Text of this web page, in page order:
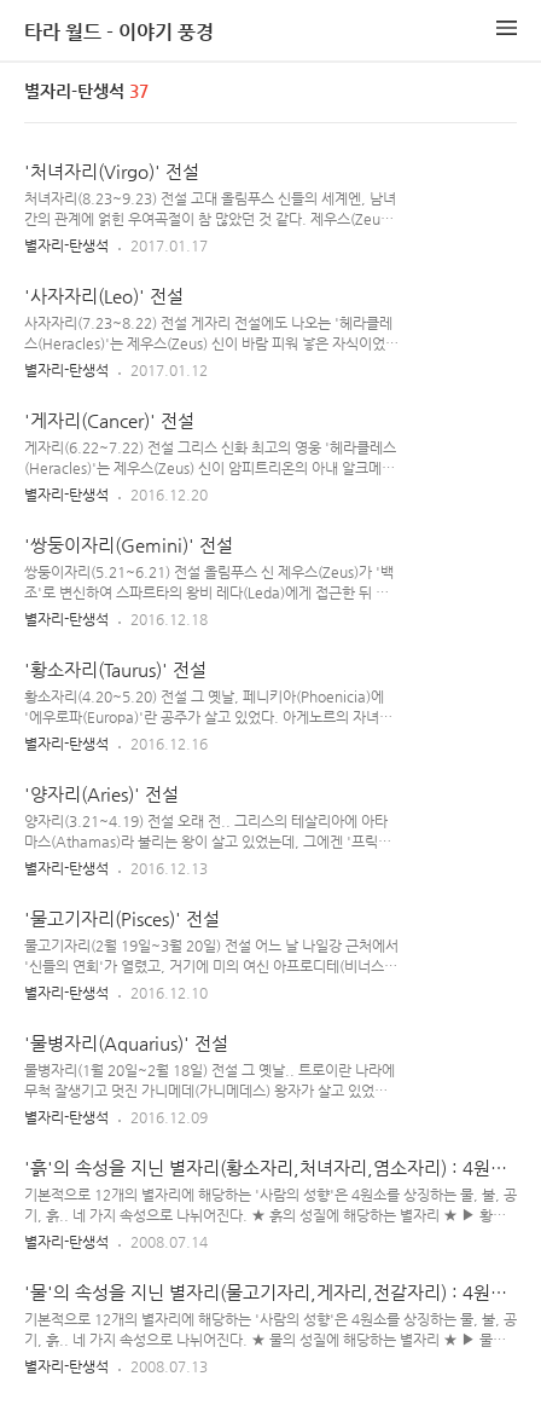
타라 월드 - 이야기 풍경
별자리-탄생석 37
'처녀자리(Virgo)' 전설
처녀자리(8.23~9.23) 전설 고대 올림푸스 신들의 세계엔, 남녀
간의 관계에 얽힌 우여곡절이 참 많았던 것 같다. 제우스(Zeus)
와 대지의 여신 데메테르(Demeter) 사이엔 '페르세포네
략을 세워 그녀를 납치했다.(선뜻 하데스와 결혼하여 저승에서
살고 싶어하는 여성은 없을 것이기에 '납치'라는 잘못된 방식을
택하지 않았나 싶다.) 저승으로 끌려온 페르세포네는 어쩔 수 없
이 하데스(Hades)의 아내가 되었고, 데메테르는 딸을 잃은 슬픔
었다. 일러..
별자리-탄생석 2017.01.17
'사자자리(Leo)' 전설
사자자리(7.23~8.22) 전설 게자리 전설에도 나오는 '헤라클레
스(Heracles)'는 제우스(Zeus) 신이 바람 피워 낳은 자식이었기
에 제우스의 정실 부인인 헤라(Hera) 여신으로부터 미움 받았으
어야만 했던 헤라클레스의 힘든 과제 중 한 가지는 불멸의 존재
로 알려진 네메아 숲의 사자를 죽이는 일이었다. 일러스트 : 카가
야 헤라클레스는 활을 쏘아 사자를 죽이려 했으나, 몸에 약간의
흠집만 생길 뿐 활이나 칼로 그를 죽일 수 없었고 오히려 더 사납
..
별자리-탄생석 2017.01.12
'게자리(Cancer)' 전설
게자리(6.22~7.22) 전설 그리스 신화 최고의 영웅 '헤라클레스
(Heracles)'는 제우스(Zeus) 신이 암피트리온의 아내 알크메네
(Alcmene) 사이에서 낳은 아들이다. 제우스의 아내인 헤라
는 번번히 죽음의 위기에서 벗어났으나, 헤라가 보낸 '광기의 여
신'에 의해 정신 착란 상태가 되어 처와 자식을 죽이게 된다. 이
후 제정신으로 돌아와 '속죄의 여행'을 떠나게 된 헤라클레스는
신탁에 의해 12가지 어려운 문제를 해결해야만 했다. 그 중 두
별자리-탄생석 2016.12.20
'쌍둥이자리(Gemini)' 전설
쌍둥이자리(5.21~6.21) 전설 올림푸스 신 제우스(Zeus)가 '백
조'로 변신하여 스파르타의 왕비 레다(Leda)에게 접근한 뒤 그
녀를 덮쳐서 알을 낳게 한 일화는 유명하다. 그녀가 낳은 2개의
이 닮아서 주변에서 이들을 쌍둥이로 오인할 정도였다.(이들 형
제의 탄생에 관해선 여러 가지 분분한 설들이 존재한다..) 하지
만 '폴룩스(폴리데우케스)'는 제우스 신의 영향을 받아 불사(不
死)의 몸으로 태어났고, '카스토르'는 어머니인 레다처럼 유한한
미..
별자리-탄생석 2016.12.18
'황소자리(Taurus)' 전설
황소자리(4.20~5.20) 전설 그 옛날, 페니키아(Phoenicia)에
'에우로파(Europa)'란 공주가 살고 있었다. 아게노르의 자녀들
중 한 명인 그녀는 미모가 뛰어난 아릿다운 여성이었다. 어느 날,
여 에우로파에게 접근했다. 하얗고 투명한 뿔을 지닌 수소(제우
스)는 곧 공주의 눈에 띄었고, 그녀는 아름다운 황소의 자태와 유
혹하는 듯한 눈빛에 매료되어 그에게 꽃을 꺾어주고 소의 몸을
쓰다듬으며 장난쳤다. 황소는 에우로파 공주를 등에 태워주기
다를 ..
별자리-탄생석 2016.12.16
'양자리(Aries)' 전설
양자리(3.21~4.19) 전설 오래 전.. 그리스의 테살리아에 아타
마스(Athamas)라 불리는 왕이 살고 있었는데, 그에겐 '프릭수
스(Phrixus)'와 '헬레(Helle)'란 이름을 가진 남매가 있었다. 이
인 이노(Ino)가 두 남매를 키우게 되었다. 아이들의 계모인 이노
는 사악하고 질투심이 많은 여자로, 전처 소생의 아이들을 핍박
하다가 급기야는 이들을 제거할 결심을 하게 된다. 이노(Ino)는
일부러 밀의 볍씨를 말려두어 테살리아의 가을 농사를 흉작으로
별자리-탄생석 2016.12.13
'물고기자리(Pisces)' 전설
물고기자리(2월 19일~3월 20일) 전설 어느 날 나일강 근처에서
'신들의 연회'가 열렸고, 거기에 미의 여신 아프로디테(비너스)
와 그의 아들 에로스(큐피드)도 참석하게 되었다. 한껏 차려 입
등등 아이들 놀이에 빠져 즐거운 시간을 보내고 있었다. 파티 분
위기가 한창 무르익었을 때, 갑자기 추한 외모에 악한 마음을 지
닌 괴물 '티폰(Typhon)'이 나타났다. 연회를 방해하기 위해 나
타난 티폰(Typhon)은 닥치는 대로 물건을 집어던지며 연회장을
져나와 열심히..
별자리-탄생석 2016.12.10
'물병자리(Aquarius)' 전설
물병자리(1월 20일~2월 18일) 전설 그 옛날.. 트로이란 나라에
무척 잘생기고 멋진 가니메데(가니메데스) 왕자가 살고 있었다.
그는 많은 여성들의 흠모의 대상이었다. 신계인 하늘에선 연회
를 소개 받았으나, 모두 제우스의 맘에 들지 않았다. 일러스트 :
카가야 그러던 어느 날, 인간계에 볼 일이 있어 트로이에 들른 아
폴로가 '궁녀들과 놀고 있는 가니메데(Ganymede) 왕자'를 발
견하게 된다. 그의 아름다운 용모에 깜짝 놀란 아폴로는 신의 세
가니메데..
별자리-탄생석 2016.12.09
'흙'의 속성을 지닌 별자리(황소자리,처녀자리,염소자리) : 4원소
별자리
기본적으로 12개의 별자리에 해당하는 '사람의 성향'은 4원소를 상징하는 물, 불, 공
기, 흙.. 네 가지 속성으로 나뉘어진다. ★ 흙의 성질에 해당하는 별자리 ★ ▶ 황소
자리 (4.20~5.20) ▶ 처녀자리 (8.23~9.23) ▶ 염소자리 (12.25~1.19) 이들은
사치스러우면서 유형의 자산(돈, 건축물, 부동산 등)에 자극받는 물질적인 사람들이
다. 이들의 삶의 줄기는 항상 실제적인 것이지만, 공상에 빠지기도 하며 가끔 어둠에
끌리기도 하는 비밀스럽고 감정적인 사람들이다. 그들은 대양과 영원히 결혼한, 바
닷가에 길게 나 있는 높은 바위..
별자리-탄생석 2008.07.14
'물'의 속성을 지닌 별자리(물고기자리,게자리,전갈자리) : 4원소
별자리
기본적으로 12개의 별자리에 해당하는 '사람의 성향'은 4원소를 상징하는 물, 불, 공
기, 흙.. 네 가지 속성으로 나뉘어진다. ★ 물의 성질에 해당하는 별자리 ★ ▶ 물고
기자리 (2.19~3.20) ▶ 게자리 (6.22~7.22) ▶ 전갈자리 (10.23~11.22) ◈ 애정
별자리-탄생석 2008.07.13